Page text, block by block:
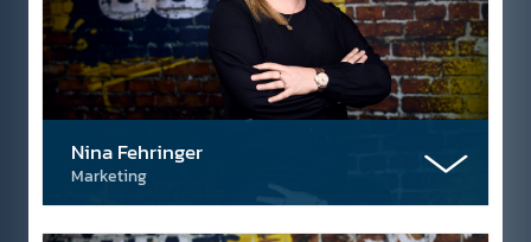
Nina Fehringer
Marketing